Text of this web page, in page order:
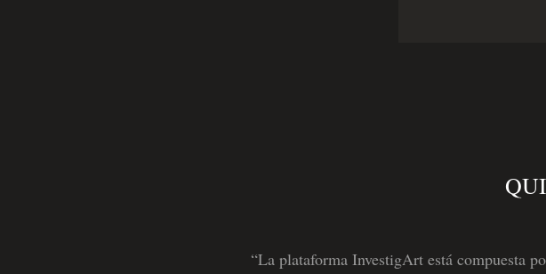
“La plataforma InvestigArt está compuesta